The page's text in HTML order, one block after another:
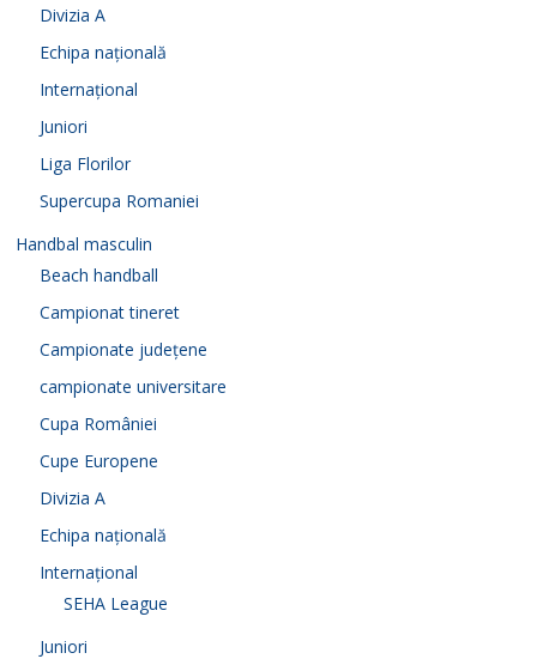
Divizia A
Echipa națională
Internațional
Juniori
Liga Florilor
Supercupa Romaniei
Handbal masculin
Beach handball
Campionat tineret
Campionate județene
campionate universitare
Cupa României
Cupe Europene
Divizia A
Echipa națională
Internațional
SEHA League
Juniori